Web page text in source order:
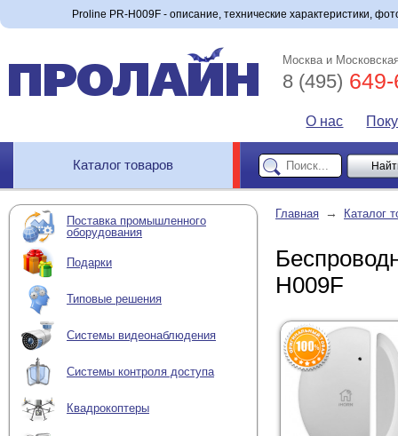
Proline PR-H009F - описание, технические характеристики,
Москва и
8 (495)
О нас
Каталог товаров
Поставка промышленного
оборудования
Подарки
Типовые решения
Системы видеонаблюдения
Системы контроля доступа
Квадрокоптеры
Главная → Каталог
H009F